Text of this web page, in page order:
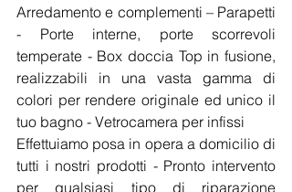
Arredamento e complementi – Parapetti
- Porte interne, porte scorrevoli
temperate - Box doccia Top in fusione,
realizzabili in una vasta gamma di
colori per rendere originale ed unico il
tuo bagno - Vetrocamera per infissi
Effettuiamo posa in opera a domicilio di
tutti i nostri prodotti - Pronto intervento
per qualsiasi tipo di riparazione